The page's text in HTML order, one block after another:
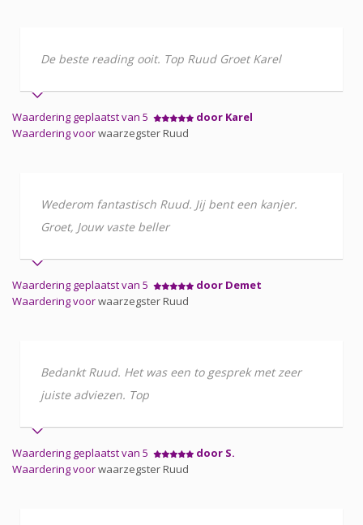
De beste reading ooit. Top Ruud Groet Karel
Waardering geplaatst van 5
door Karel
Waardering voorwaarzegster Ruud
Wederom fantastisch Ruud. Jij bent een kanjer.
Groet, Jouw vaste beller
Waardering geplaatst van 5
door Demet
Waardering voorwaarzegster Ruud
Bedankt Ruud. Het was een to gesprek met zeer
juiste adviezen. Top
Waardering geplaatst van 5
door S.
Waardering voorwaarzegster Ruud